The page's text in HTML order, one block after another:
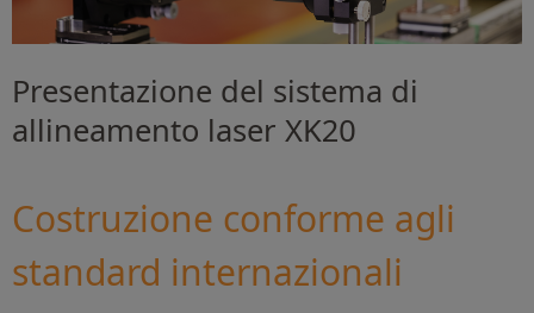
Presentazione del sistema di
allineamento laser XK20
Costruzione conforme agli
standard internazionali